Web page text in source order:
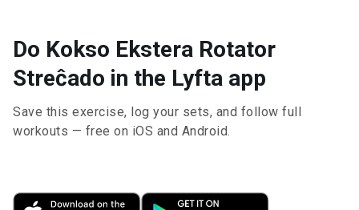
Do Kokso Ekstera Rotator
Streĉado in the Lyfta app
Save this exercise, log your sets, and follow full
workouts — free on iOS and Android.